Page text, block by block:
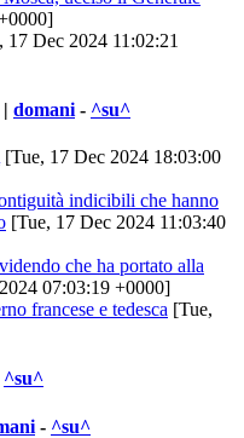
17 Dec 2024 11:02:21
| domani - ^su^
[Tue, 17 Dec 2024 18:03:00
indicibili che hanno
[Tue, 17 Dec 2024 11:03:40
che ha portato alla
07:03:19 +0000]
francese e tedesca [Tue,
^su^
- ^su^